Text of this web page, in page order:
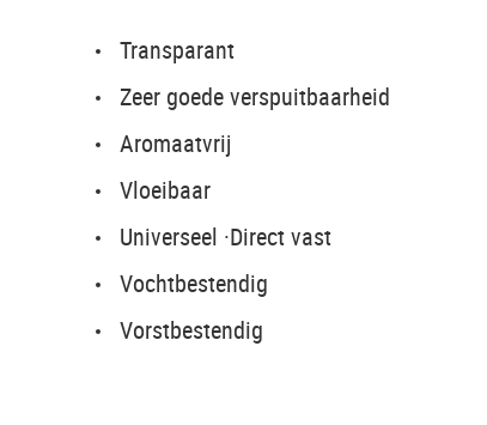
Transparant
Zeer goede verspuitbaarheid
Aromaatvrij
Vloeibaar
Universeel ·Direct vast
Vochtbestendig
Vorstbestendig